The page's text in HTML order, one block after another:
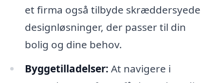
et firma også tilbyde skræddersyede
designløsninger, der passer til din
bolig og dine behov.
Byggetilladelser: At navigere i